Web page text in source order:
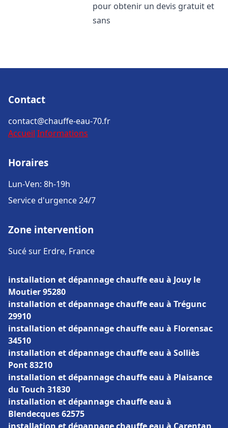
pour obtenir un devis gratuit et
sans
Contact
contact@chauffe-eau-70.fr
Accueil Informations
Horaires
Lun-Ven: 8h-19h
Service d'urgence 24/7
Zone intervention
Sucé sur Erdre, France
installation et dépannage chauffe eau à Jouy le
Moutier 95280
installation et dépannage chauffe eau à Trégunc
29910
installation et dépannage chauffe eau à Florensac
34510
installation et dépannage chauffe eau à Solliès
Pont 83210
installation et dépannage chauffe eau à Plaisance
du Touch 31830
installation et dépannage chauffe eau à
Blendecques 62575